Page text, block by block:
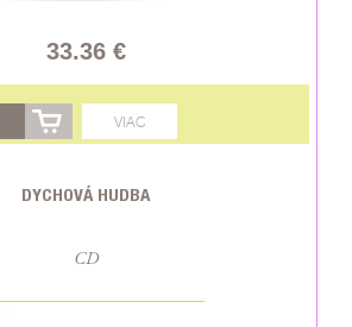
33.36 €
VIAC
DYCHOVÁ HUDBA
CD